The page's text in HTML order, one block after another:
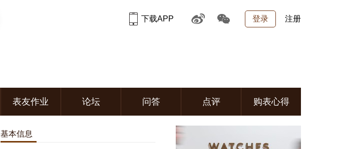
登录 注册
下载APP
表友作业 论坛 问答 点评 购表心得
基本信息